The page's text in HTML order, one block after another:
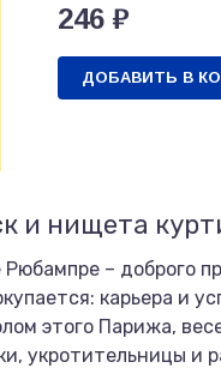
246 ₽
ДОБАВИТЬ В
и нищета
– доброго
карьера и
этого Парижа,
укротительницы и